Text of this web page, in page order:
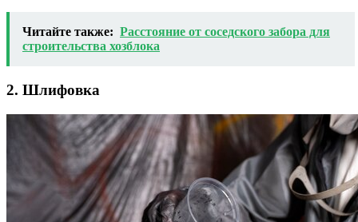
Читайте также: Расстояние от соседского забора для
строительства хозблока
2. Шлифовка